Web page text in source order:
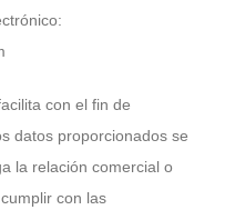
con el fin de
datos proporcionados se
la relación comercial o
con las